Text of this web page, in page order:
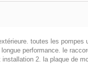
toutes les
performance. le
2. la plaque de